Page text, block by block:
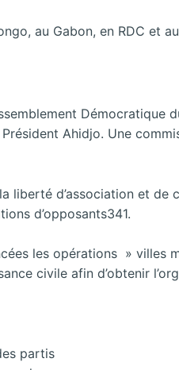
au Gabon, en RDC et
Démocratique
Ahidjo. Une
liberté d’association et de
d’opposants341.
les opérations » villes
civile afin d’obtenir
partis